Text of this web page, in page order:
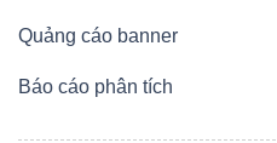
Quảng cáo banner
Báo cáo phân tích